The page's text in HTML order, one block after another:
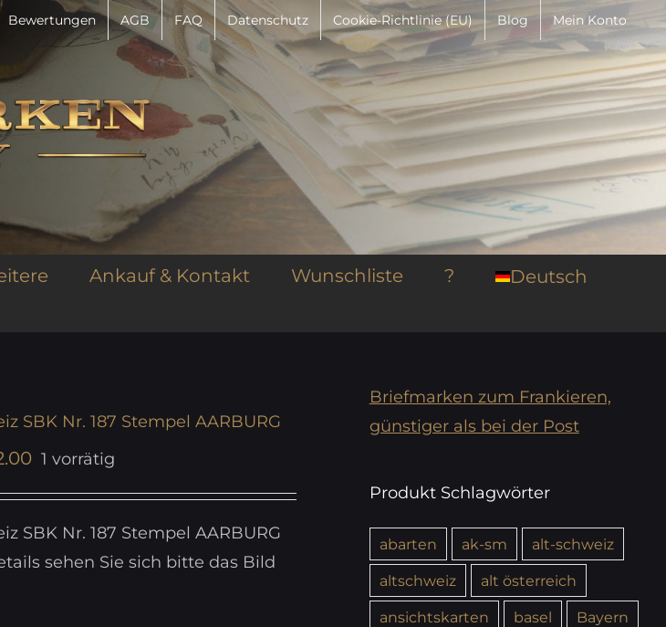
Bewertungen AGB FAQ Datenschutz Cookie-Richtlinie (EU) Blog Mein Konto
Ankauf & Kontakt Wunschliste ? Deutsch
SBK Nr. 187 Stempel AARBURG
1 vorrätig
SBK Nr. 187 Stempel AARBURG
sehen Sie sich bitte das Bild
Briefmarken zum Frankieren,
günstiger als bei der Post
Produkt Schlagwörter
abarten ak-sm
alt-schweiz
altschweiz
alt österreich
ansichtskarten
basel
Bayern